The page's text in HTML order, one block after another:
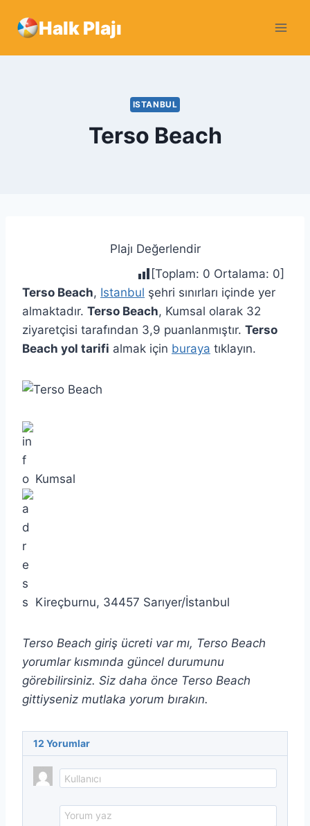
Halk Plajı
ISTANBUL
Terso Beach
Plajı Değerlendir
[Toplam: 0 Ortalama: 0]
Terso Beach, Istanbul şehri sınırları içinde yer
almaktadır. Terso Beach, Kumsal olarak 32
ziyaretçisi tarafından 3,9 puanlanmıştır. Terso
Beach yol tarifi almak için buraya tıklayın.
Kumsal
Kireçburnu, 34457 Sarıyer/İstanbul
Terso Beach giriş ücreti var mı, Terso Beach
yorumlar kısmında güncel durumunu
görebilirsiniz. Siz daha önce Terso Beach
gittiyseniz mutlaka yorum bırakın.
12 Yorumlar